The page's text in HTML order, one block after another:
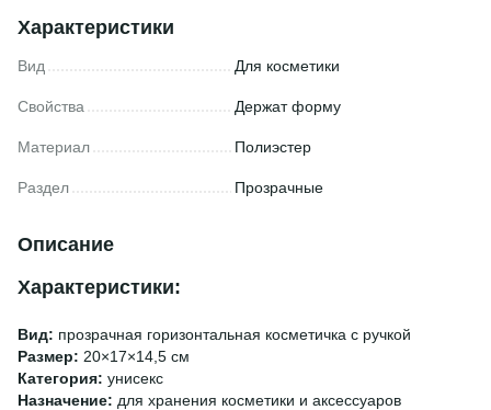
Характеристики
Вид Для косметики
Свойства Держат форму
Материал Полиэстер
Раздел Прозрачные
Описание
Характеристики:
Вид: прозрачная горизонтальная косметичка с ручкой
Размер: 20×17×14,5 см
Категория: унисекс
Назначение: для хранения косметики и аксессуаров